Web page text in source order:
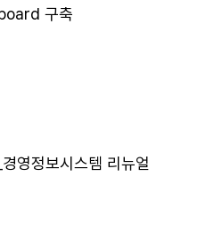
구축
영정보시스템 리뉴얼